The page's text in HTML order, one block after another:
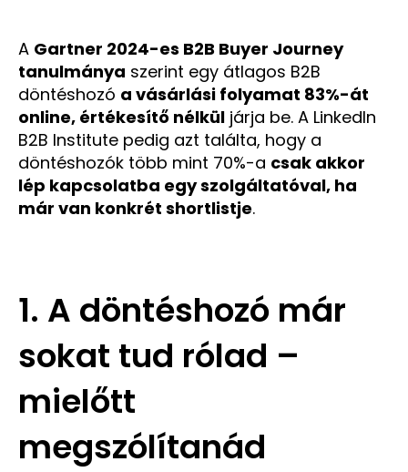
A Gartner 2024-es B2B Buyer Journey
tanulmánya szerint egy átlagos B2B
döntéshozó a vásárlási folyamat 83%-át
online, értékesítő nélkül járja be. A LinkedIn
B2B Institute pedig azt találta, hogy a
döntéshozók több mint 70%-a csak akkor
lép kapcsolatba egy szolgáltatóval, ha
már van konkrét shortlistje.
1. A döntéshozó már
sokat tud rólad –
mielőtt
megszólítanád